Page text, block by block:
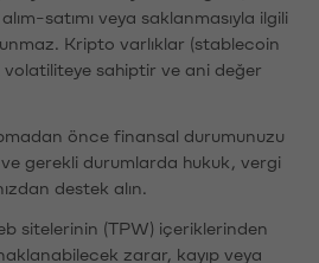
satımı veya saklanmasıyla ilgili
Kripto varlıklar (stablecoin
volatiliteye sahiptir ve ani değer
önce finansal durumunuzu
gerekli durumlarda hukuk, vergi
destek alın.
sitelerinin (TPW) içeriklerinden
zarar, kayıp veya